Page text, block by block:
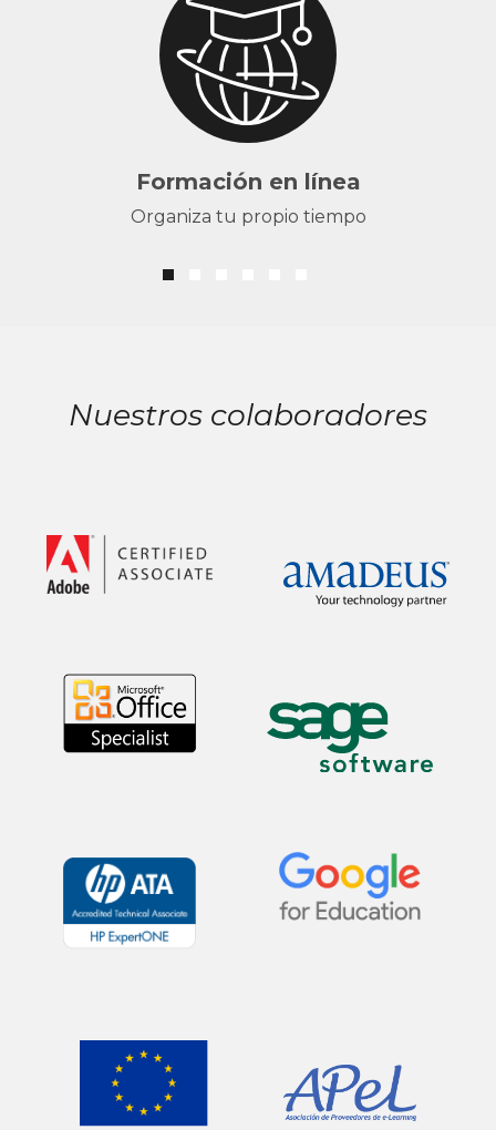
Formación en línea
Organiza tu propio tiempo
Nuestros colaboradores